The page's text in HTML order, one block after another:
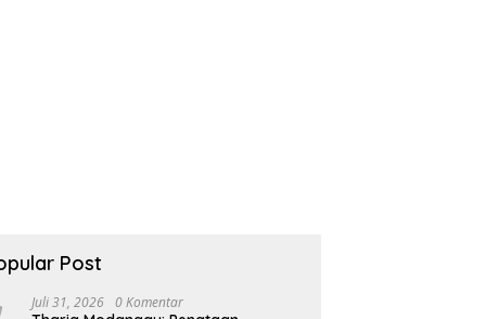
Post
Juli 31, 2026 0 Komentar